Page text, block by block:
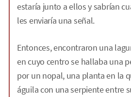
estaría junto a ellos y sabrían
les enviaría una señal.
Entonces, encontraron una
en cuyo centro se hallaba una
por un nopal, una planta en la
águila con una serpiente entre